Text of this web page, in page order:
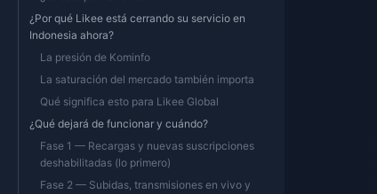
¿Por qué Likee está cerrando su servicio en
Indonesia ahora?
La presión de Kominfo
La saturación del mercado también importa
Qué significa esto para Likee Global
¿Qué dejará de funcionar y cuándo?
Fase 1 — Recargas y nuevas suscripciones
deshabilitadas (lo primero)
Fase 2 — Subidas, transmisiones en vivo y